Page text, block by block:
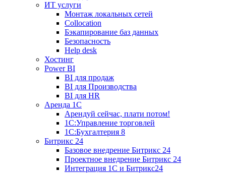
ИТ услуги
Монтаж локальных сетей
Collocation
Бэкапирование баз данных
Безопасность
Help desk
Хостинг
Power BI
BI для продаж
BI для Производства
BI для HR
Аренда 1C
Арендуй сейчас, плати потом!
1С:Управление торговлей
1С:Бухгалтерия 8
Битрикс 24
Базовое внедрение Битрикс 24
Проектное внедрение Битрикс 24
Интеграция 1С и Битрикс24